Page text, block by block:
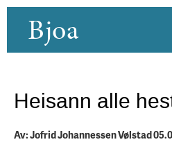
Bjoa
Heisann alle
Av: Jofrid Johannessen Vølstad